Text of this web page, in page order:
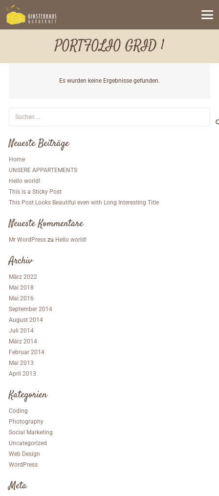
PORTFOLIO GRID 1
Es wurden keine Ergebnisse gefunden.
Suchen
nach:
Neueste Beiträge
Home
UNSERE APPARTEMENTS
Hello world!
This is a Sticky Post
This Post Looks Beautiful even with Long Interesting Title
Neueste Kommentare
Mr WordPress zu Hello world!
Archiv
März 2022
Mai 2018
Mai 2016
September 2014
August 2014
Juli 2014
März 2014
Februar 2014
Mai 2013
April 2013
Kategorien
Coding
Photography
Social Marketing
Uncategorized
Web Design
WordPress
Meta